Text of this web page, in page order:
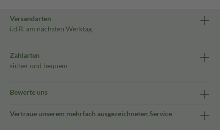
Versandarten
i.d.R. am nächsten Werktag
Zahlarten
sicher und bequem
Bewerte uns
Vertraue unserem mehrfach ausgezeichneten Service